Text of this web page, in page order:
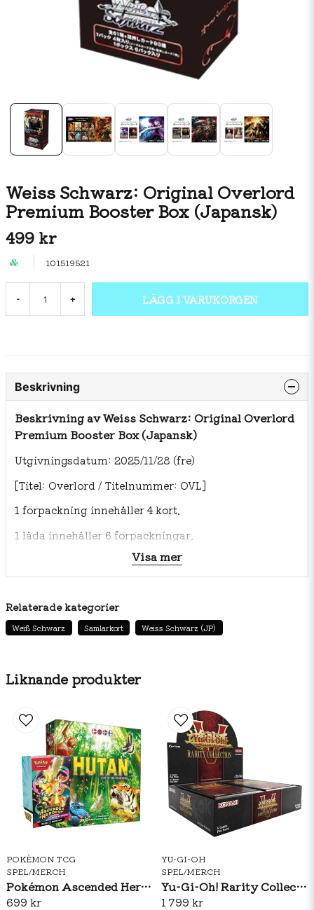
Weiss Schwarz: Original Overlord
Premium Booster Box (Japansk)
499 kr
101519521
- + LÄGG I VARUKORGEN
Liknande produkter
POKÉMON TCG
SPEL/MERCH
Pokémon Ascended Heroes Booster Bundle + Hutan Life In The Rainforest
699 kr
YU-GI-OH
SPEL/MERCH
Yu-Gi-Oh! Rarity Collection 5 Booster Box
1 799 kr
Beskrivning
Beskrivning av Weiss Schwarz: Original Overlord
Premium Booster Box (Japansk)
Utgivningsdatum: 2025/11/28 (fre)
[Titel: Overlord / Titelnummer: OVL]
1 förpackning innehåller 4 kort.
1 låda innehåller 6 förpackningar.
Visa mer
Relaterade kategorier
Weiß Schwarz Samlarkort Weiss Schwarz (JP)